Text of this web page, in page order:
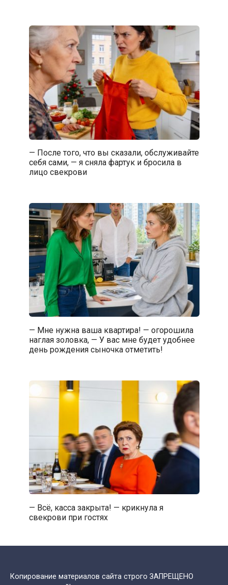
— После того, что вы сказали, обслуживайте
себя сами, — я сняла фартук и бросила в
лицо свекрови
— Мне нужна ваша квартира! — огорошила
наглая золовка, — У вас мне будет удобнее
день рождения сыночка отметить!
— Всё, касса закрыта! — крикнула я
свекрови при гостях
Копирование материалов сайта строго ЗАПРЕЩЕНО